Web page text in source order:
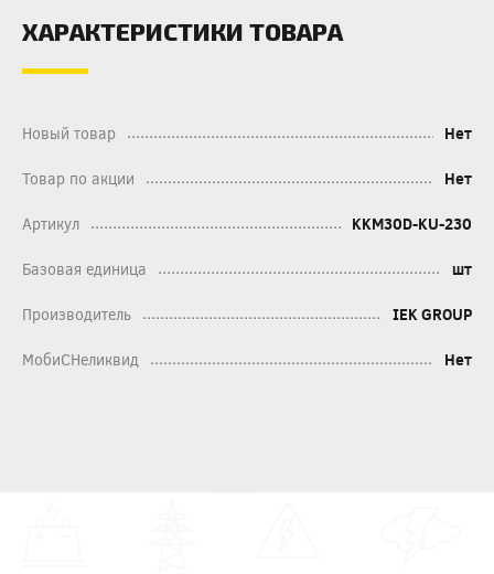
ХАРАКТЕРИСТИКИ ТОВАРА
Новый товар Нет
Товар по акции Нет
Артикул KKM30D-KU-230
Базовая единица шт
Производитель IEK GROUP
МобиСНеликвид Нет